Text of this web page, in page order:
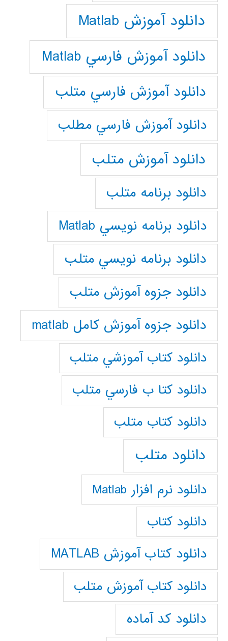
دانلود آموزش Matlab
دانلود آموزش فارسي Matlab
دانلود آموزش فارسي متلب
دانلود آموزش فارسي مطلب
دانلود آموزش متلب
دانلود برنامه متلب
دانلود برنامه نويسي Matlab
دانلود برنامه نويسي متلب
دانلود جزوه آموزش متلب
دانلود جزوه آموزش کامل matlab
دانلود كتاب آموزشي متلب
دانلود كتا ب فارسي متلب
دانلود كتاب متلب
دانلود متلب
دانلود نرم افزار Matlab
دانلود کتاب
دانلود کتاب آموزش MATLAB
دانلود کتاب آموزش متلب
دانلود کد آماده